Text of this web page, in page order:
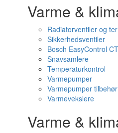
Varme &
Radiatorventiler og
Sikkerhedsventiler
Bosch EasyControl
Snavsamlere
Temperaturkontrol
Varmepumper
Varmepumper tilbehør
Varmevekslere
Varme &